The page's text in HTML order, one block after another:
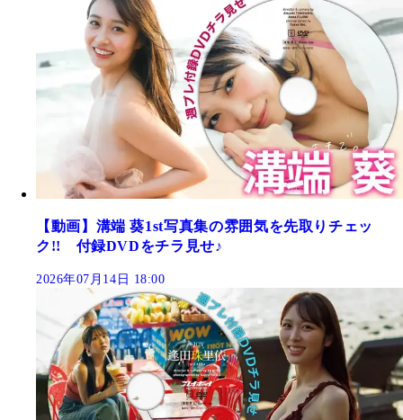
【動画】溝端 葵1st写真集の雰囲気を先取りチェッ
ク!! 付録DVDをチラ見せ♪
2026年07月14日 18:00